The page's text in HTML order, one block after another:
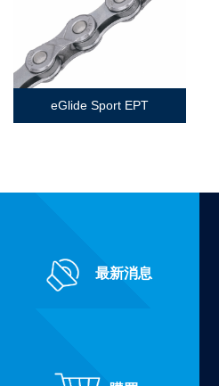
eGlide Sport EPT
最新消息